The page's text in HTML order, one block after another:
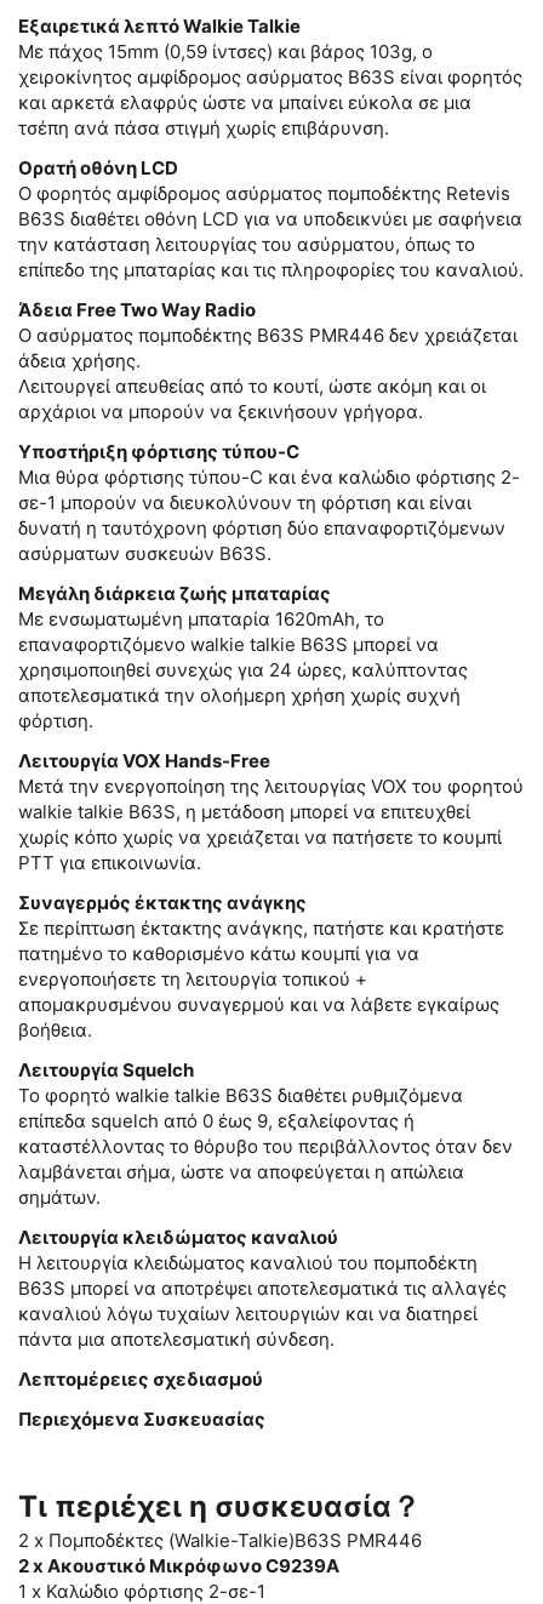
Εξαιρετικά λεπτό Walkie Talkie
Με πάχος 15mm (0,59 ίντσες) και βάρος 103g, ο
χειροκίνητος αμφίδρομος ασύρματος B63S είναι φορητός
και αρκετά ελαφρύς ώστε να μπαίνει εύκολα σε μια
τσέπη ανά πάσα στιγμή χωρίς επιβάρυνση.
Ορατή οθόνη LCD
Ο φορητός αμφίδρομος ασύρματος πομποδέκτης Retevis
B63S διαθέτει οθόνη LCD για να υποδεικνύει με σαφήνεια
την κατάσταση λειτουργίας του ασύρματου, όπως το
επίπεδο της μπαταρίας και τις πληροφορίες του καναλιού.
Άδεια Free Two Way Radio
Ο ασύρματος πομποδέκτης B63S PMR446 δεν χρειάζεται
άδεια χρήσης.
Λειτουργεί απευθείας από το κουτί, ώστε ακόμη και οι
αρχάριοι να μπορούν να ξεκινήσουν γρήγορα.
Υποστήριξη φόρτισης τύπου-C
Μια θύρα φόρτισης τύπου-C και ένα καλώδιο φόρτισης 2-
σε-1 μπορούν να διευκολύνουν τη φόρτιση και είναι
δυνατή η ταυτόχρονη φόρτιση δύο επαναφορτιζόμενων
ασύρματων συσκευών B63S.
Μεγάλη διάρκεια ζωής μπαταρίας
Με ενσωματωμένη μπαταρία 1620mAh, το
επαναφορτιζόμενο walkie talkie B63S μπορεί να
χρησιμοποιηθεί συνεχώς για 24 ώρες, καλύπτοντας
αποτελεσματικά την ολοήμερη χρήση χωρίς συχνή
φόρτιση.
Λειτουργία VOX Hands-Free
Μετά την ενεργοποίηση της λειτουργίας VOX του φορητού
walkie talkie B63S, η μετάδοση μπορεί να επιτευχθεί
χωρίς κόπο χωρίς να χρειάζεται να πατήσετε το κουμπί
PTT για επικοινωνία.
Συναγερμός έκτακτης ανάγκης
Σε περίπτωση έκτακτης ανάγκης, πατήστε και κρατήστε
πατημένο το καθορισμένο κάτω κουμπί για να
ενεργοποιήσετε τη λειτουργία τοπικού +
απομακρυσμένου συναγερμού και να λάβετε εγκαίρως
βοήθεια.
Λειτουργία Squelch
Το φορητό walkie talkie B63S διαθέτει ρυθμιζόμενα
επίπεδα squelch από 0 έως 9, εξαλείφοντας ή
καταστέλλοντας το θόρυβο του περιβάλλοντος όταν δεν
λαμβάνεται σήμα, ώστε να αποφεύγεται η απώλεια
σημάτων.
Λειτουργία κλειδώματος καναλιού
Η λειτουργία κλειδώματος καναλιού του πομποδέκτη
B63S μπορεί να αποτρέψει αποτελεσματικά τις αλλαγές
καναλιού λόγω τυχαίων λειτουργιών και να διατηρεί
πάντα μια αποτελεσματική σύνδεση.
Λεπτομέρειες σχεδιασμού
Περιεχόμενα Συσκευασίας
Τι περιέχει η συσκευασία？
2 x Πομποδέκτες (Walkie-Talkie)B63S PMR446
2 x Ακουστικό Μικρόφωνο C9239A
1 x Καλώδιο φόρτισης 2-σε-1